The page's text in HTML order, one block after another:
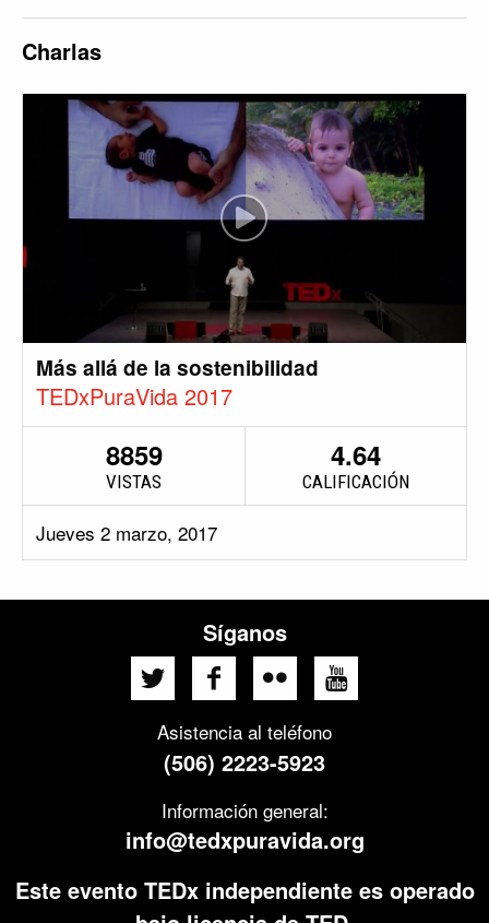
Charlas
Más allá de la sostenibilidad
TEDxPuraVida 2017
8859
VISTAS
4.64
CALIFICACIÓN
Jueves 2 marzo, 2017
Síganos
Asistencia al teléfono
(506) 2223-5923
Información general:
info@tedxpuravida.org
Este evento TEDx independiente es operado